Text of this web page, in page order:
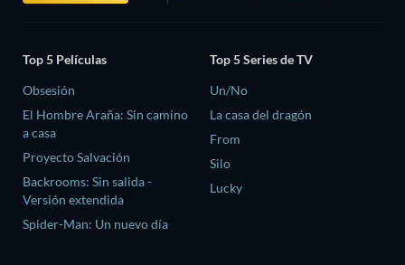
Top 5 Películas
Obsesión
El Hombre Araña: Sin camino
a casa
Proyecto Salvación
Backrooms: Sin salida -
Versión extendida
Spider-Man: Un nuevo día
Top 5 Series de TV
Un/No
La casa del dragón
From
Silo
Lucky